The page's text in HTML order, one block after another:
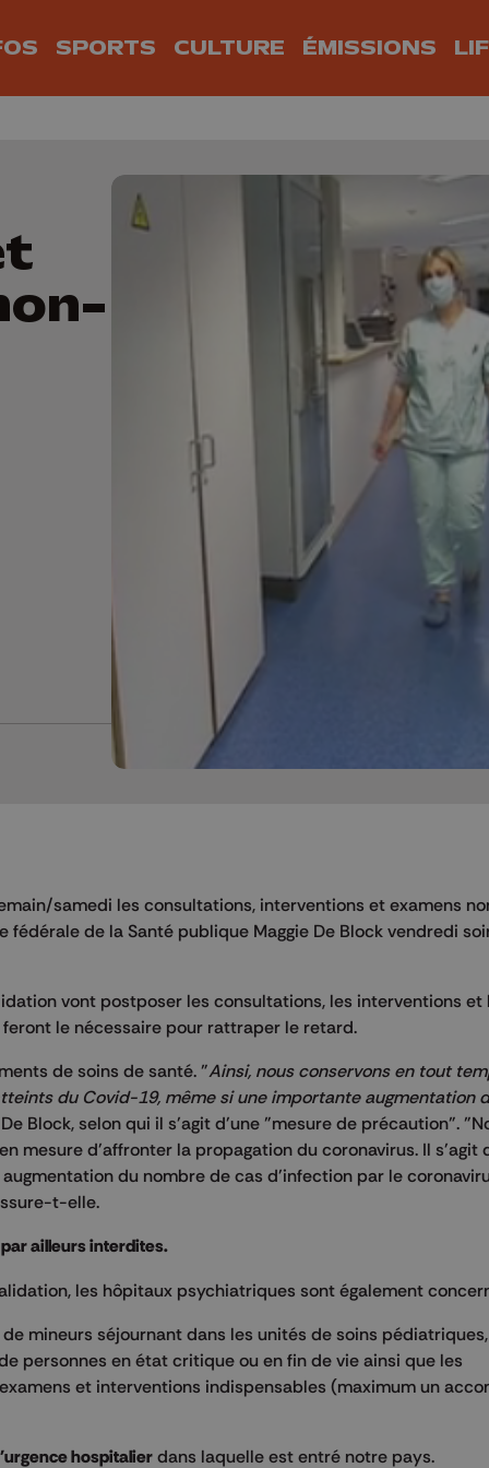
SPORTS CULTURE ÉMISSIONS
samedi les consultations, interventions et examens
de la Santé publique Maggie De Block vendredi
vont postposer les consultations, les interventions et
le nécessaire pour rattraper le retard.
de soins de santé. "Ainsi, nous conservons en tout
du Covid-19, même si une importante augmentation
Block, selon qui il s'agit d'une "mesure de précaution".
mesure d'affronter la propagation du coronavirus. Il s'agit
du nombre de cas d'infection par le
t-elle.
ailleurs interdites.
les hôpitaux psychiatriques sont également
mineurs séjournant dans les unités de soins
personnes en état critique ou en fin de vie ainsi que les
et interventions indispensables (maximum un
hospitalierdans laquelle est entré notre pays.